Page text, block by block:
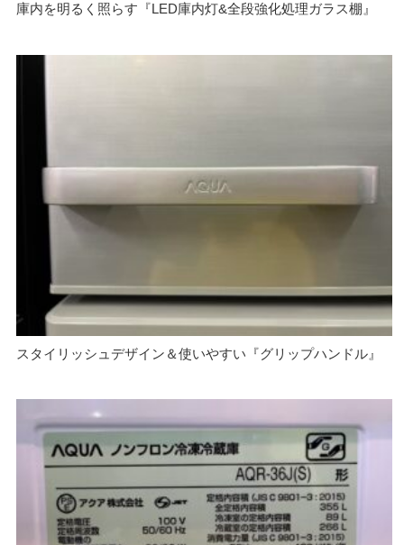
庫内を明るく照らす『LED庫内灯&全段強化処理ガラス棚』
スタイリッシュデザイン＆使いやすい『グリップハンドル』